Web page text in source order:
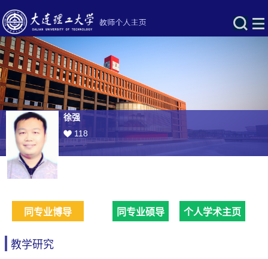
徐强
118
同专业博导 同专业硕导 个人学术主页
教学研究